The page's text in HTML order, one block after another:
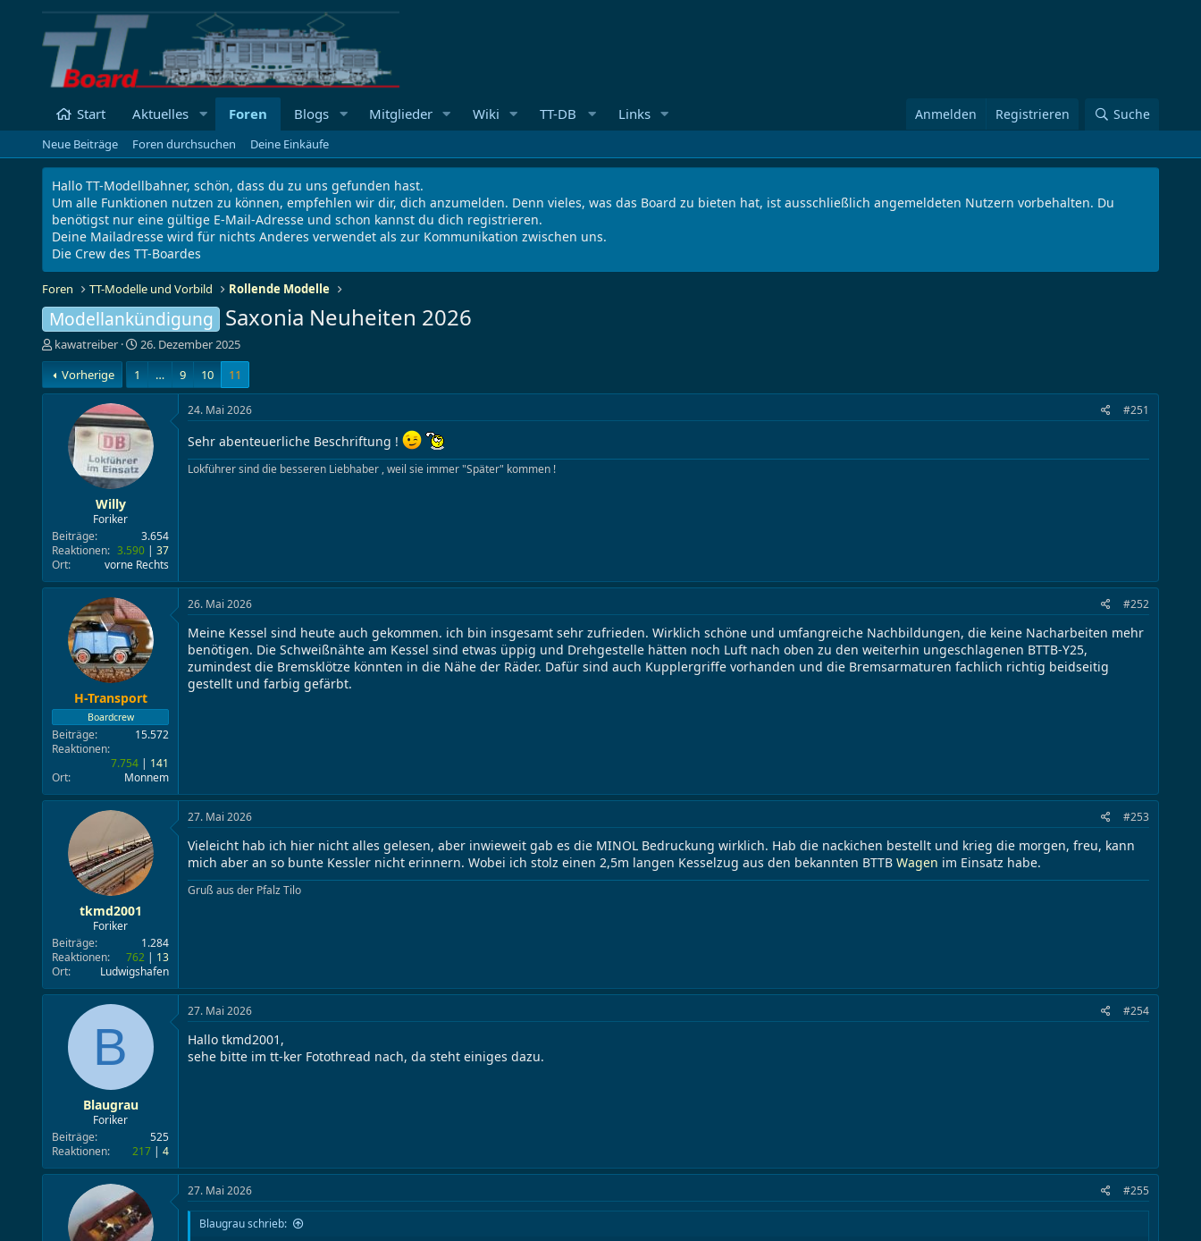
Start Aktuelles Foren Blogs Mitglieder Wiki TT-DB Links Anmelden Registrieren Suche
Neue Beiträge Foren durchsuchen Deine Einkäufe
Hallo TT-Modellbahner, schön, dass du zu uns gefunden hast.
Um alle Funktionen nutzen zu können, empfehlen wir dir, dich anzumelden. Denn vieles, was das Board zu bieten hat, ist ausschließlich angemeldeten Nutzern vorbehalten. Du
benötigst nur eine gültige E-Mail-Adresse und schon kannst du dich registrieren.
Deine Mailadresse wird für nichts Anderes verwendet als zur Kommunikation zwischen uns.
Die Crew des TT-Boardes
Foren TT-Modelle und Vorbild Rollende Modelle
Modellankündigung Saxonia Neuheiten 2026
E
r
s
t
kawatreiber
E
r
t
l
l
a
26. Dezember 2025
Vorherige
1 … 9 10 11
Willy
Foriker
Beiträge
3.654
Reaktionen
3.590
37
Ort
vorne Rechts
24. Mai 2026 #251
Sehr abenteuerliche Beschriftung !
Lokführer sind die besseren Liebhaber , weil sie immer "Später" kommen !
H-Transport
Boardcrew
Beiträge
15.572
Reaktionen
7.754
141
Ort
Monnem
26. Mai 2026 #252
Meine Kessel sind heute auch gekommen. ich bin insgesamt sehr zufrieden. Wirklich schöne und umfangreiche Nachbildungen, die keine Nacharbeiten mehr
benötigen. Die Schweißnähte am Kessel sind etwas üppig und Drehgestelle hätten noch Luft nach oben zu den weiterhin ungeschlagenen BTTB-Y25,
zumindest die Bremsklötze könnten in die Nähe der Räder. Dafür sind auch Kupplergriffe vorhanden und die Bremsarmaturen fachlich richtig beidseitig
gestellt und farbig gefärbt.
tkmd2001
Foriker
Beiträge
1.284
Reaktionen
762
13
Ort
Ludwigshafen
27. Mai 2026 #253
Vieleicht hab ich hier nicht alles gelesen, aber inwieweit gab es die MINOL Bedruckung wirklich. Hab die nackichen bestellt und krieg die morgen, freu, kann
mich aber an so bunte Kessler nicht erinnern. Wobei ich stolz einen 2,5m langen Kesselzug aus den bekannten BTTB Wagen im Einsatz habe.
Gruß aus der Pfalz Tilo
B
Blaugrau
Foriker
Beiträge
525
Reaktionen
217 4
27. Mai 2026 #254
Hallo tkmd2001,
sehe bitte im tt-ker Fotothread nach, da steht einiges dazu.
27. Mai 2026 #255
Blaugrau schrieb: